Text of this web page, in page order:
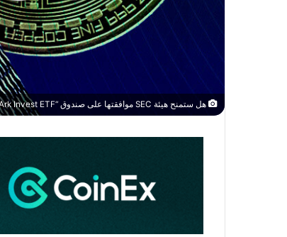
هل ستمنح هيئة SEC موافقتها على صندوق “Ark Invest ETF” هذا الأسبوع؟